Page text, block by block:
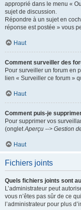
approprié dans le menu «
sujet de discussion.
Répondre à un sujet en
réponse est postée » vous
Haut
Comment surveiller des
Pour surveiller un forum en
lien « Surveiller ce forum »
Haut
Comment puis-je
Pour supprimer vos
(ongletAperçu --> Gestion
Haut
Fichiers joints
Quels fichiers joints sont
L’administrateur peut
vous n’êtes pas sûr de ce
l’administrateur pour plus